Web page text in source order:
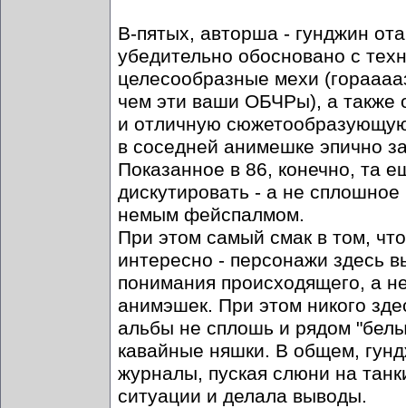
В-пятых, авторша - гунджин
убедительно обосновано с
целесообразные мехи
чем эти ваши ОБЧРы), а также
и отличную
в соседней анимешке эпично
Показанное в 86, конечно, та
дискутировать - а не
немым фейспалмом.
При этом самый смак в том,
интересно - персонажи здесь
понимания происходящего, а
анимэшек. При этом никого
альбы не сплошь и рядом
кавайные няшки. В общем,
журналы, пуская слюни на
ситуации и делала выводы.